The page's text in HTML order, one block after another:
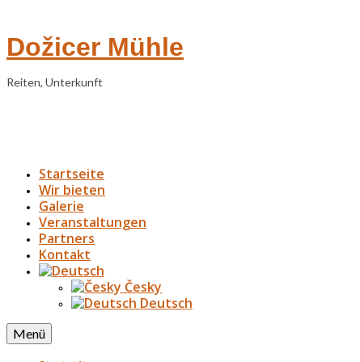
Dožicer Mühle
Reiten, Unterkunft
Startseite
Wir bieten
Galerie
Veranstaltungen
Partners
Kontakt
Česky
Deutsch
Menü